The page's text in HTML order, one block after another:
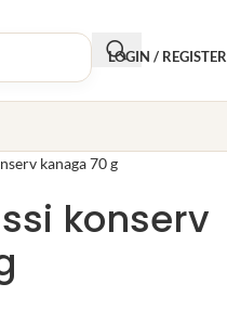
LOGIN / REGISTER
kanaga 70 g
konserv